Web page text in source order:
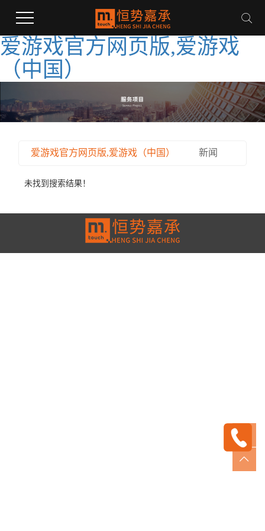
爱游戏官方网页版,爱游戏
（中国）
爱游戏官方网页版,爱游戏（中国） 新闻
未找到搜索结果！